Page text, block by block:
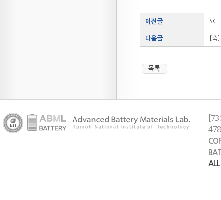
이전글
다음글 [축
목록
ALL